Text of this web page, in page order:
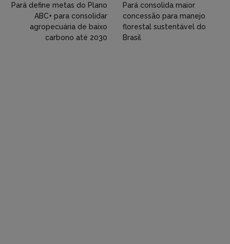
Twitter,
Flickr
etc)
Pará define metas do Plano
ABC+ para consolidar
agropecuária de baixo
carbono até 2030
Pará consolida maior
concessão para manejo
florestal sustentável do
Brasil